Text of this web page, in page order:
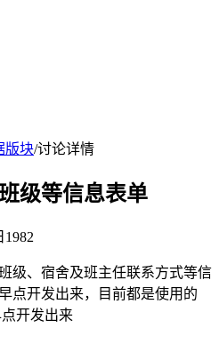
版块/讨论详情
级等信息表单
1982
级、宿舍及班主任联系方式等信
点开发出来，目前都是使用的
点开发出来